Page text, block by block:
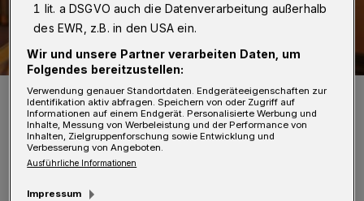
Symbolbild.
Foto: Christoph Petersen
1 lit. a DSGVO auch die Datenverarbeitung außerhalb
des EWR, z.B. in den USA ein.
Wir und unsere Partner verarbeiten Daten, um
Folgendes bereitzustellen:
Verwendung genauer Standortdaten. Endgeräteeigenschaften zur
Identifikation aktiv abfragen. Speichern von oder Zugriff auf
Informationen auf einem Endgerät. Personalisierte Werbung und
Inhalte, Messung von Werbeleistung und der Performance von
Inhalten, Zielgruppenforschung sowie Entwicklung und
Verbesserung von Angeboten.
Ausführliche Informationen
Impressum